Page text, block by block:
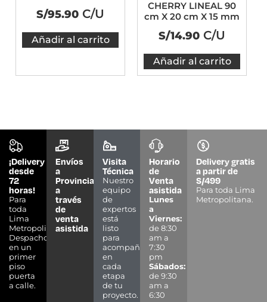
S/95.90 C/U
Añadir al carrito
CHERRY LINEAL 90
cm X 20 cm X 15 mm
S/14.90 C/U
Añadir al carrito
¡Delivery
desde
72
horas!
Para
toda
Lima
Metropolitana.
Despacho
en un
primer
piso
puerta
a calle.
Envíos
a
Provincias
a
través
de
venta
asistida
Visita
Técnica
Nuestro
equipo
de
expertos
está
listo
para
acompañarte
en
cada
etapa
de tu
proyecto.
Horario
de
Venta
asistida
Lunes
a
Viernes:
de 8:30
am a
7:30
pm
Sábados:
de 9:30
am a
6:30
Delivery gratis
a partir de
S/499
Para toda Lima
Metropolitana.